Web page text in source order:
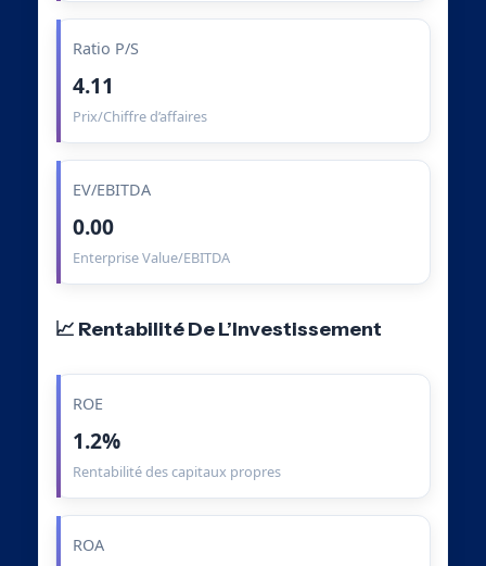
Ratio P/S
4.11
Prix/Chiffre d’affaires
EV/EBITDA
0.00
Enterprise Value/EBITDA
📈 Rentabilité De L’Investissement
ROE
1.2%
Rentabilité des capitaux propres
ROA